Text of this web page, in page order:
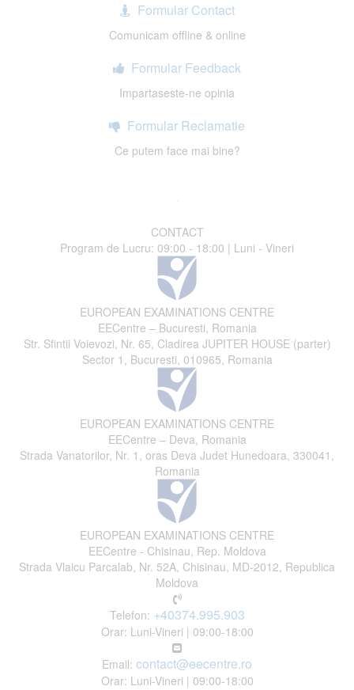
Formular Contact
Comunicam offline & online
Formular Feedback
Impartaseste-ne opinia
Formular Reclamatie
Ce putem face mai bine?
CONTACT
Program de Lucru: 09:00 - 18:00 | Luni - Vineri
EUROPEAN EXAMINATIONS CENTRE
EECentre – Bucuresti, Romania
Str. Sfintii Voievozi, Nr. 65, Cladirea JUPITER HOUSE (parter)
Sector 1, Bucuresti, 010965, Romania
EUROPEAN EXAMINATIONS CENTRE
EECentre – Deva, Romania
Strada Vanatorilor, Nr. 1, oras Deva Judet Hunedoara, 330041,
Romania
EUROPEAN EXAMINATIONS CENTRE
EECentre - Chisinau, Rep. Moldova
Strada Vlaicu Parcalab, Nr. 52A, Chisinau, MD-2012, Republica
Moldova
Telefon: +40374.995.903
Orar: Luni-Vineri | 09:00-18:00
Email: contact@eecentre.ro
Orar: Luni-Vineri | 09:00-18:00